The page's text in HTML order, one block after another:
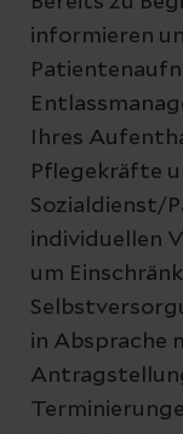
informieren
Ihres
Pflegekräfte
Sozialdienst/
individuellen
um
in Absprache